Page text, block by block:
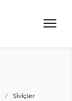
/ Si̇vi̇çler